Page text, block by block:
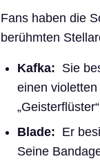
Fans haben die
berühmten
Kafka: Sie
einen
Blade: Er
Seine